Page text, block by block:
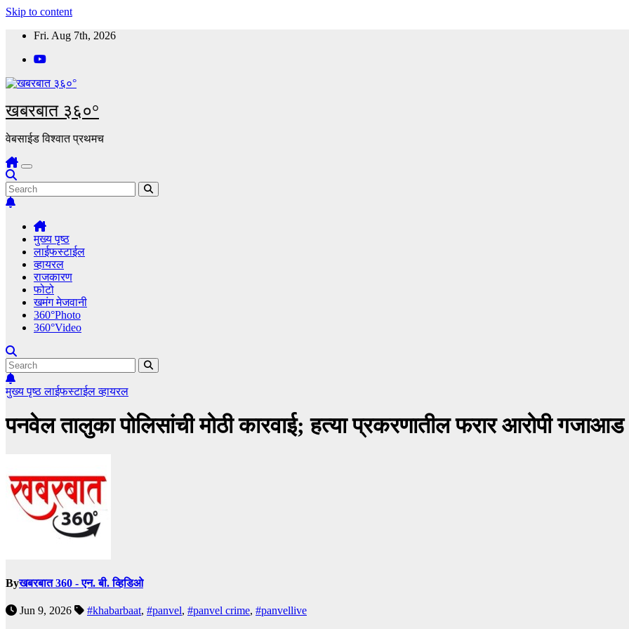
Skip to content
Fri. Aug 7th, 2026
खबरबात ३६०°
वेबसाईड विश्वात प्रथमच
मुख्य पृष्ठ
लाईफस्टाईल
व्हायरल
राजकारण
फोटो
खमंग मेजवानी
360°Photo
360°Video
मुख्य पृष्ठलाईफस्टाईलव्हायरल
पनवेल तालुका पोलिसांची मोठी कारवाई; हत्या प्रकरणातील फरार आरोपी
Byखबरबात 360 - एन. बी. व्हिडिओ
Jun 9, 2026 #khabarbaat, #panvel, #panvel crime, #panvellive